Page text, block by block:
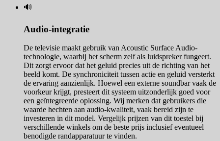
🔊
Audio-integratie
De televisie maakt gebruik van Acoustic Surface Audio-
technologie, waarbij het scherm zelf als luidspreker fungeert.
Dit zorgt ervoor dat het geluid precies uit de richting van het
beeld komt. De synchroniciteit tussen actie en geluid versterkt
de ervaring aanzienlijk. Hoewel een externe soundbar vaak de
voorkeur krijgt, presteert dit systeem uitzonderlijk goed voor
een geïntegreerde oplossing. Wij merken dat gebruikers die
waarde hechten aan audio-kwaliteit, vaak bereid zijn te
investeren in dit model. Vergelijk prijzen van dit toestel bij
verschillende winkels om de beste prijs inclusief eventueel
benodigde randapparatuur te vinden.